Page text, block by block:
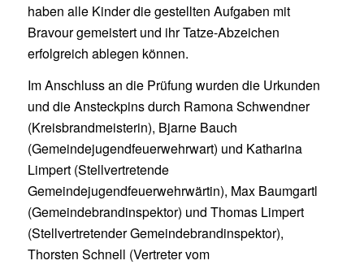
haben alle Kinder die gestellten Aufgaben mit
Bravour gemeistert und ihr Tatze-Abzeichen
erfolgreich ablegen können.
Im Anschluss an die Prüfung wurden die Urkunden
und die Ansteckpins durch Ramona Schwendner
(Kreisbrandmeisterin), Bjarne Bauch
(Gemeindejugendfeuerwehrwart) und Katharina
Limpert (Stellvertretende
Gemeindejugendfeuerwehrwärtin), Max Baumgartl
(Gemeindebrandinspektor) und Thomas Limpert
(Stellvertretender Gemeindebrandinspektor),
Thorsten Schnell (Vertreter vom